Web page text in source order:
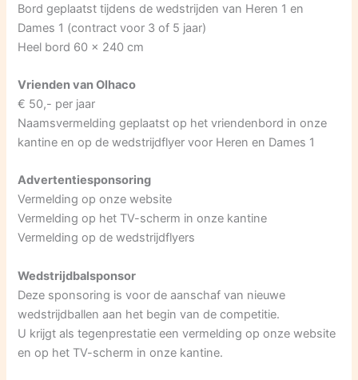
Bord geplaatst tijdens de wedstrijden van Heren 1 en
Dames 1 (contract voor 3 of 5 jaar)
Heel bord 60 x 240 cm
Vrienden van Olhaco
€ 50,- per jaar
Naamsvermelding geplaatst op het vriendenbord in onze
kantine en op de wedstrijdflyer voor Heren en Dames 1
Advertentiesponsoring
Vermelding op onze website
Vermelding op het TV-scherm in onze kantine
Vermelding op de wedstrijdflyers
Wedstrijdbalsponsor
Deze sponsoring is voor de aanschaf van nieuwe
wedstrijdballen aan het begin van de competitie.
U krijgt als tegenprestatie een vermelding op onze website
en op het TV-scherm in onze kantine.